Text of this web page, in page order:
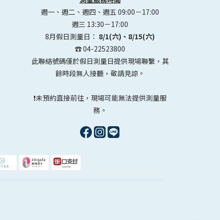
週一、週二、週四、週五 09:00－17:00
週三 13:30－17:00
8月假日測量日： 8/1(六)、8/15(六)
☎️ 04-22523800
此聯絡號碼僅於假日測量日提供現場聯繫，其
餘時段無人接聽，敬請見諒。
❗未預約直接前往，現場可能無法提供測量服
務。